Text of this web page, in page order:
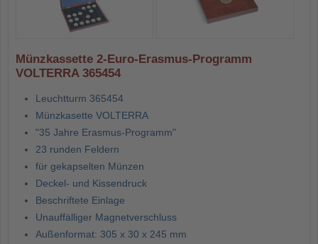
Münzkassette 2-Euro-Erasmus-Programm
VOLTERRA 365454
Leuchtturm 365454
Münzkasette VOLTERRA
"35 Jahre Erasmus-Programm"
23 runden Feldern
für gekapselten Münzen
Deckel- und Kissendruck
Beschriftete Einlage
Unauffälliger Magnetverschluss
Außenformat: 305 x 30 x 245 mm